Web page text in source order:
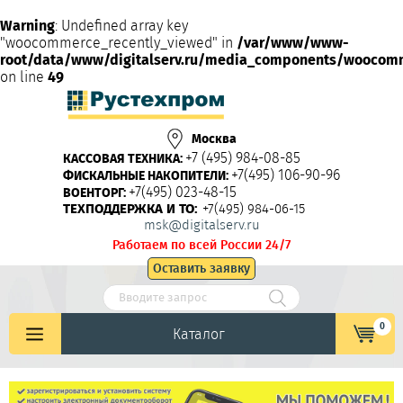
Warning: Undefined array key
"woocommerce_recently_viewed" in /var/www/www-
root/data/www/digitalserv.ru/media_components/
on line 49
Москва
КАССОВАЯ ТЕХНИКА: +7 (495) 984-08-85
ФИСКАЛЬНЫЕ НАКОПИТЕЛИ: +7(495) 106-90-96
ВОЕНТОРГ: +7(495) 023-48-15
ТЕХПОДДЕРЖКА И ТО: +7(495) 984-06-15
msk@digitalserv.ru
Работаем по всей России 24/7
Оставить заявку
Каталог 0